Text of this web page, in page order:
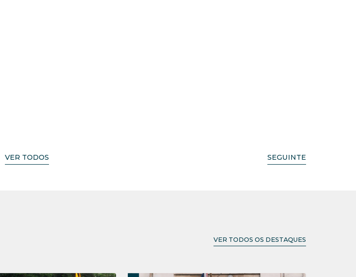
VER TODOS SEGUINTE
VER TODOS OS DESTAQUES